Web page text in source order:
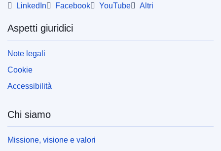
LinkedIn Facebook YouTube Altri
Aspetti giuridici
Note legali
Cookie
Accessibilità
Chi siamo
Missione, visione e valori